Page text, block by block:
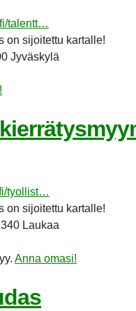
talentt…
on sijoitettu kartalle!
Jyväskylä
tyollist…
on sijoitettu kartalle!
Laukaa
Anna omasi!